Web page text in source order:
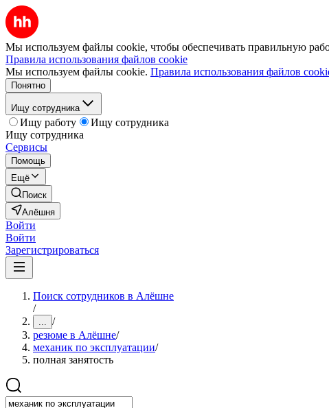
Мы используем файлы cookie, чтобы обеспечивать правильную
Правила использования файлов cookie
Мы используем файлы cookie. Правила использования файлов
Понятно
Ищу сотрудника
Ищу работу
Ищу сотрудника
Ищу сотрудника
Сервисы
Помощь
Ещё
Поиск
Алёшня
Войти
Войти
Зарегистрироваться
Поиск сотрудников в Алёшне
/
... /
резюме в Алёшне/
механик по эксплуатации/
полная занятость